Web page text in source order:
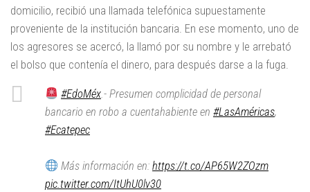
domicilio, recibió una llamada telefónica supuestamente
proveniente de la institución bancaria. En ese momento, uno de
los agresores se acercó, la llamó por su nombre y le arrebató
el bolso que contenía el dinero, para después darse a la fuga.
#EdoMéx.- Presumen complicidad de personal
bancario en robo a cuentahabiente en #LasAméricas,
#Ecatepec
Más información en:https://t.co/AP65W2ZOzm
pic.twitter.com/ItUhU0lv30